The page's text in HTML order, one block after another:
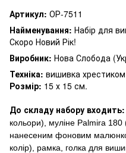
Артикул: ОР-7511
Найменування: Набір для
Скоро Новий Рік!
Виробник: Нова Слобода
Техніка: вишивка хрестиком
Розмір: 15 х 15 см.
До складу набору входить:
кольори), муліне Palmira 180
нанесеним фоновим
колір), рамка, голка для